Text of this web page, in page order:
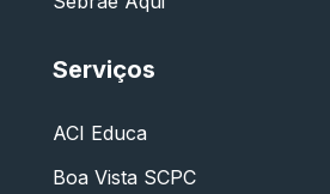
Serviços
ACI Educa
Boa Vista SCPC